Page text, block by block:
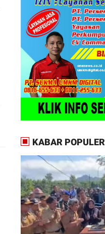
KABAR POPULER